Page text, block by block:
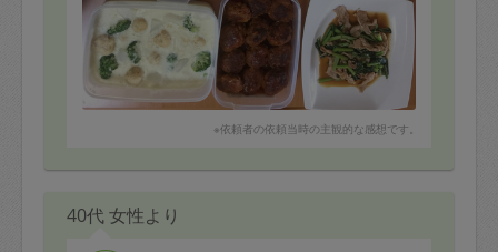
※依頼者の依頼当時の主観的な感想です。
40代 女性より